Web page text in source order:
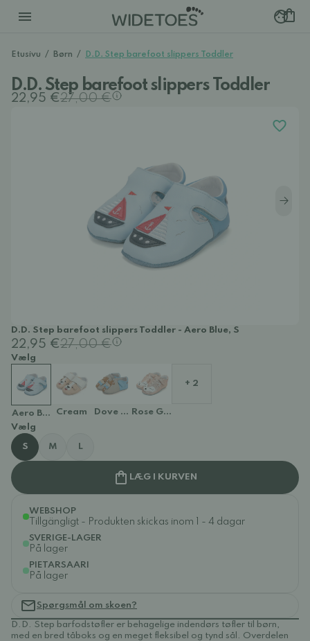
Etusivu / Børn / D.D. Step barefoot slippers Toddler
D.D. Step barefoot slippers Toddler
22,95 €27,00 €
D.D. Step barefoot slippers Toddler - Aero Blue, S
22,95 €27,00 €
Vælg
Aero Blue Cream Dove GreyRose Gold
+ 2
Vælg
S M L
LÆG I KURVEN
WEBSHOP
Tillgängligt - Produkten skickas inom 1 - 4 dagar
SVERIGE-LAGER
På lager
PIETARSAARI
På lager
Spørgsmål om skoen?
D.D. Step barfodstøfler er behagelige indendørs tøfler til børn,
med en bred tåboks og en meget fleksibel og tynd sål. Overdelen